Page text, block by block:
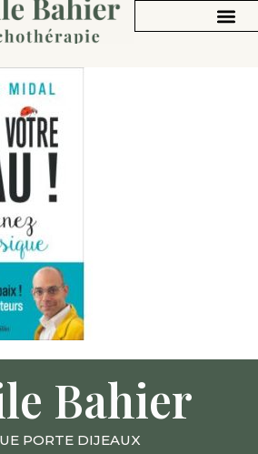
Bahier
PORTE DIJEAUX